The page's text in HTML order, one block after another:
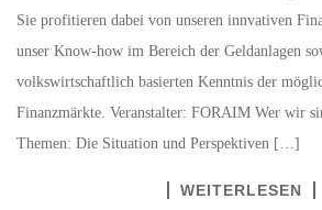
Sie profitieren dabei von unseren innvativen
unser Know-how im Bereich der Geldanlagen
volkswirtschaftlich basierten Kenntnis der
Finanzmärkte. Veranstalter: FORAIM Wer wir
Themen: Die Situation und Perspektiven […]
WEITERLESEN